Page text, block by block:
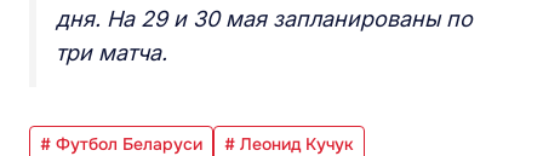
дня. На 29 и 30 мая запланированы по
три матча.
# Футбол Беларуси # Леонид Кучук